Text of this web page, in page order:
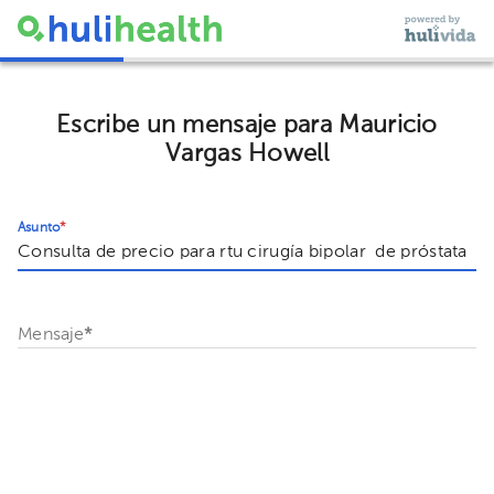
Escribe un mensaje para Mauricio
Vargas Howell
Asunto*
Mensaje*